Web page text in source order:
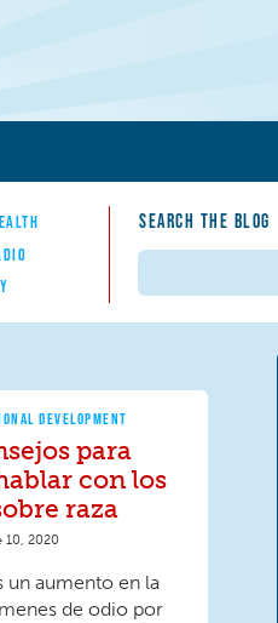
SEARCH THE BLOG
Search form
DEVELOPMENT
para
con los
raza
10, 2020
un aumento en la
de odio por